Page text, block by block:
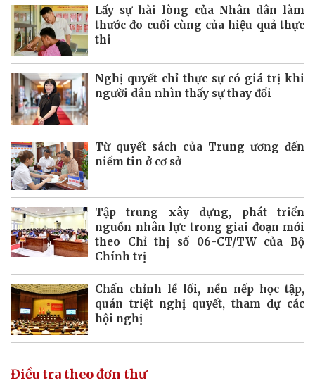
Lấy sự hài lòng của Nhân dân làm
thước đo cuối cùng của hiệu quả thực
thi
Nghị quyết chỉ thực sự có giá trị khi
người dân nhìn thấy sự thay đổi
Từ quyết sách của Trung ương đến
niềm tin ở cơ sở
Tập trung xây dựng, phát triển
nguồn nhân lực trong giai đoạn mới
theo Chỉ thị số 06-CT/TW của Bộ
Chính trị
Chấn chỉnh lề lối, nền nếp học tập,
quán triệt nghị quyết, tham dự các
hội nghị
Điều tra theo đơn thư